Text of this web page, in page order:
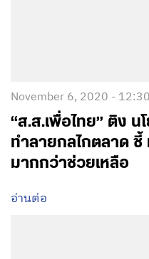
November 6, 2020 - 12:30
“ส.ส.เพื่อไทย” ติง น
ทำลายกลไกตลาด ชี้
มากกว่าช่วยเหลือ
อ่านต่อ